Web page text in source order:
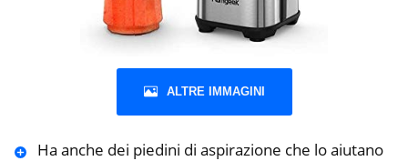
ALTRE IMMAGINI
Ha anche dei piedini di aspirazione che lo aiutano